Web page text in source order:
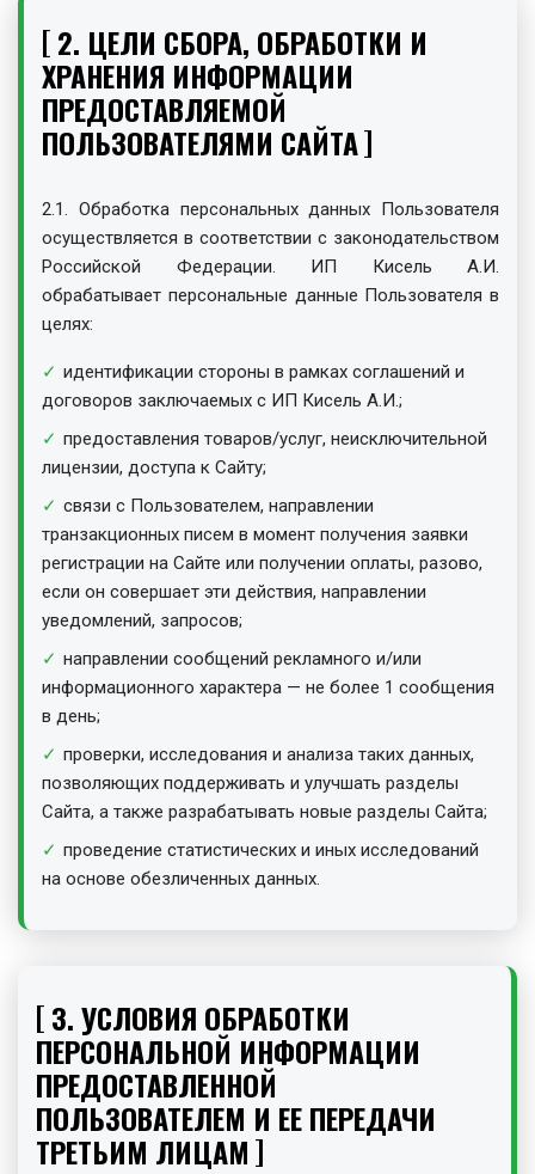
2. ЦЕЛИ СБОРА, ОБРАБОТКИ И
ХРАНЕНИЯ ИНФОРМАЦИИ
ПРЕДОСТАВЛЯЕМОЙ
ПОЛЬЗОВАТЕЛЯМИ САЙТА
2.1. Обработка персональных данных Пользователя
осуществляется в соответствии с законодательством
Российской Федерации. ИП Кисель А.И.
обрабатывает персональные данные Пользователя в
целях:
идентификации стороны в рамках соглашений и
договоров заключаемых с ИП Кисель А.И.;
предоставления товаров/услуг, неисключительной
лицензии, доступа к Сайту;
связи с Пользователем, направлении
транзакционных писем в момент получения заявки
регистрации на Сайте или получении оплаты, разово,
если он совершает эти действия, направлении
уведомлений, запросов;
направлении сообщений рекламного и/или
информационного характера — не более 1 сообщения
в день;
проверки, исследования и анализа таких данных,
позволяющих поддерживать и улучшать разделы
Сайта, а также разрабатывать новые разделы Сайта;
проведение статистических и иных исследований
на основе обезличенных данных.
3. УСЛОВИЯ ОБРАБОТКИ
ПЕРСОНАЛЬНОЙ ИНФОРМАЦИИ
ПРЕДОСТАВЛЕННОЙ
ПОЛЬЗОВАТЕЛЕМ И ЕЕ ПЕРЕДАЧИ
ТРЕТЬИМ ЛИЦАМ